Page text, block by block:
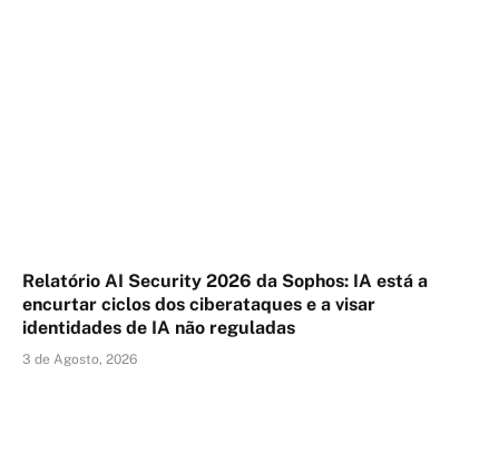
Relatório AI Security 2026 da Sophos: IA está a
encurtar ciclos dos ciberataques e a visar
identidades de IA não reguladas
3 de Agosto, 2026